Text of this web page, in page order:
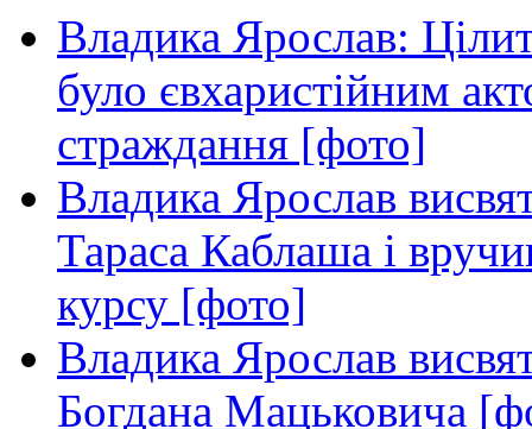
Владика Ярослав:
було євхаристійним
страждання [фото]
Владика Ярослав
Тараса Каблаша і
курсу [фото]
Владика Ярослав
Богдана Мацьковича